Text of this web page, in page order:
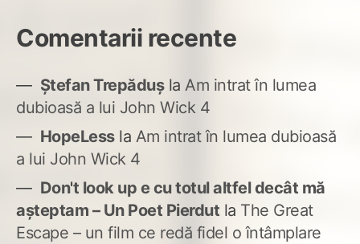
Comentarii recente
Ștefan Trepădușla Am intrat în lumea
dubioasă a lui John Wick 4
HopeLessla Am intrat în lumea dubioasă
a lui John Wick 4
Don't look up e cu totul altfel decât mă
așteptam – Un Poet Pierdut la The Great
Escape – un film ce redă fidel o întâmplare